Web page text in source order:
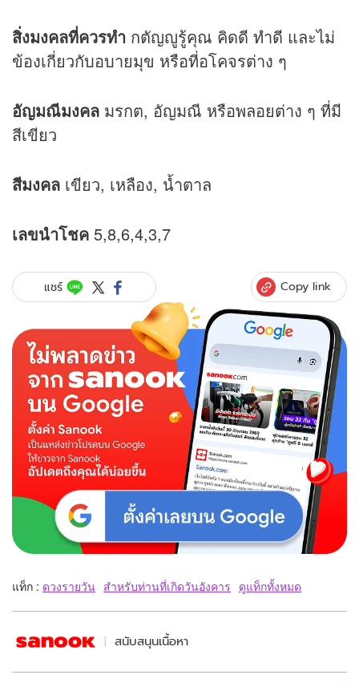
สิ่งมงคลที่ควรทำ กตัญญูรู้คุณ คิดดี ทำดี และไม่
ข้องเกี่ยวกับอบายมุข หรือที่อโคจรต่าง ๆ
อัญมณีมงคล มรกต, อัญมณี หรือพลอยต่าง ๆ ที่มี
สีเขียว
สีมงคล เขียว, เหลือง, น้ำตาล
เลขนำโชค 5,8,6,4,3,7
แชร์ Copy link
แท็ก : ดวงรายวัน สำหรับท่านที่เกิดวันอังคาร ดูแท็กทั้งหมด
สนับสนุนเนื้อหา